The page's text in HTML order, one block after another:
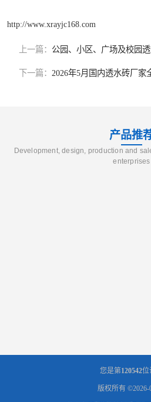
http://www.xrayjc168.com
上一篇： 公园、小区、广场及校园
下一篇： 2026年5月国内透水砖厂
产品推
Development, design, production and
enterprises
您是第120542位
版权所有 ©2026-